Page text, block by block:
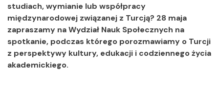
studiach, wymianie lub współpracy
międzynarodowej związanej z Turcją? 28 maja
zapraszamy na Wydział Nauk Społecznych na
spotkanie, podczas którego porozmawiamy o Turcji
z perspektywy kultury, edukacji i codziennego życia
akademickiego.